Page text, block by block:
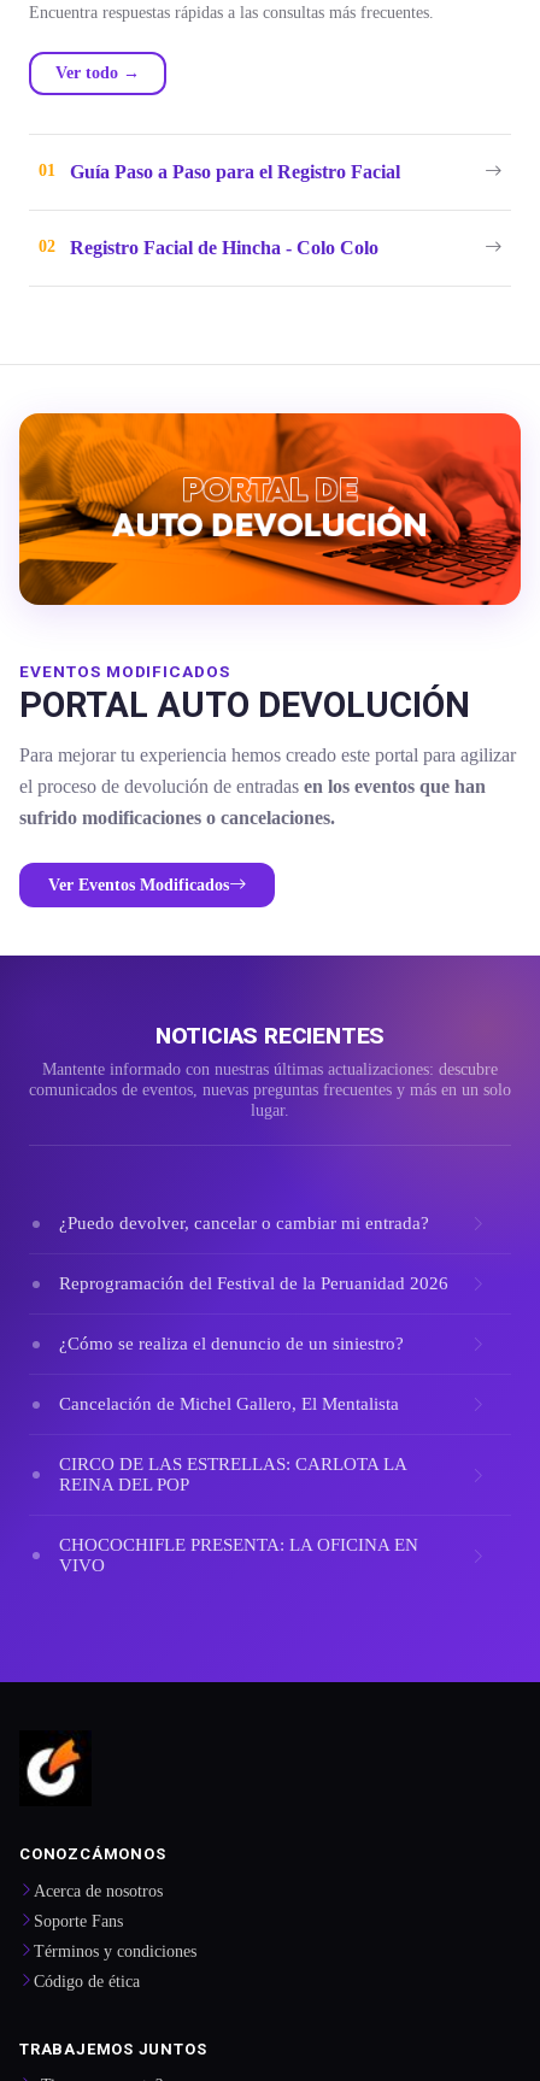
Encuentra respuestas rápidas a las consultas más frecuentes.
Ver todo →
Guía Paso a Paso para el Registro Facial
Registro Facial de Hincha - Colo Colo
EVENTOS MODIFICADOS
PORTAL AUTO DEVOLUCIÓN
Para mejorar tu experiencia hemos creado este portal para agilizar
el proceso de devolución de entradas en los eventos que han
sufrido modificaciones o cancelaciones.
Ver Eventos Modificados
NOTICIAS RECIENTES
Mantente informado con nuestras últimas actualizaciones: descubre
comunicados de eventos, nuevas preguntas frecuentes y más en un solo
lugar.
¿Puedo devolver, cancelar o cambiar mi entrada?
Reprogramación del Festival de la Peruanidad 2026
¿Cómo se realiza el denuncio de un siniestro?
Cancelación de Michel Gallero, El Mentalista
CIRCO DE LAS ESTRELLAS: CARLOTA LA
REINA DEL POP
CHOCOCHIFLE PRESENTA: LA OFICINA EN
VIVO
CONOZCÁMONOS
Acerca de nosotros
Soporte Fans
Términos y condiciones
Código de ética
TRABAJEMOS JUNTOS